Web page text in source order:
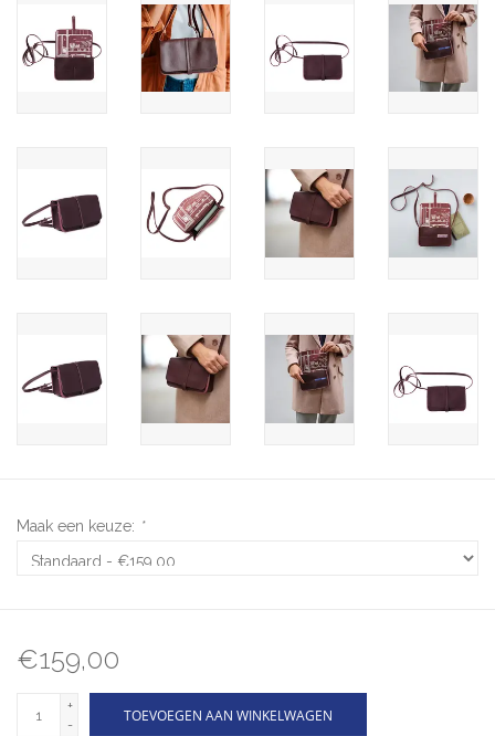
Maak een keuze: *
€159,00
+
-
TOEVOEGEN AAN WINKELWAGEN